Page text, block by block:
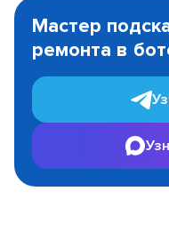
1
Мастер
ремонта в